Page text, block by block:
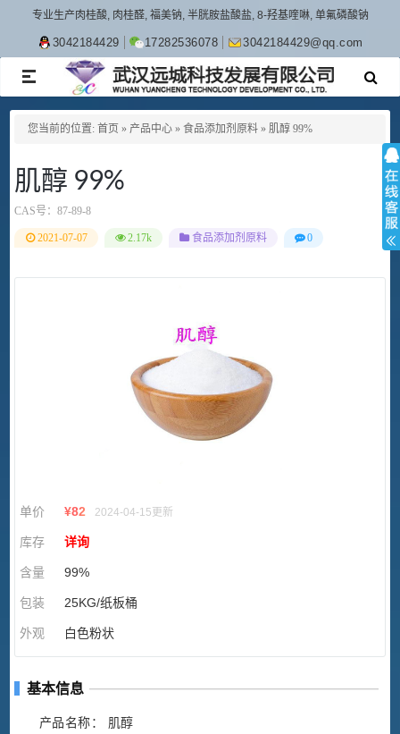
专业生产肉桂酸, 肉桂醛, 福美钠, 半胱胺盐酸盐, 8-羟基喹啉, 单氟磷酸钠
3042184429 17282536078 3042184429@qq.com
TOGGLE
NAVIGATION
您当前的位置: 首页 » 产品中心 » 食品添加剂原料 » 肌醇 99%
肌醇 99%
CAS号： 87-89-8
2021-07-07 2.17k 食品添加剂原料 0
单价 ¥82 2024-04-15更新
库存 详询
含量 99%
包装 25KG/纸板桶
外观 白色粉状
基本信息
产品名称： 肌醇